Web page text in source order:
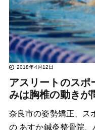
2018年4月12日
アスリートのスポ
みは胸椎の動きが
奈良市の姿勢矯正、ス
の あすか鍼灸整骨院